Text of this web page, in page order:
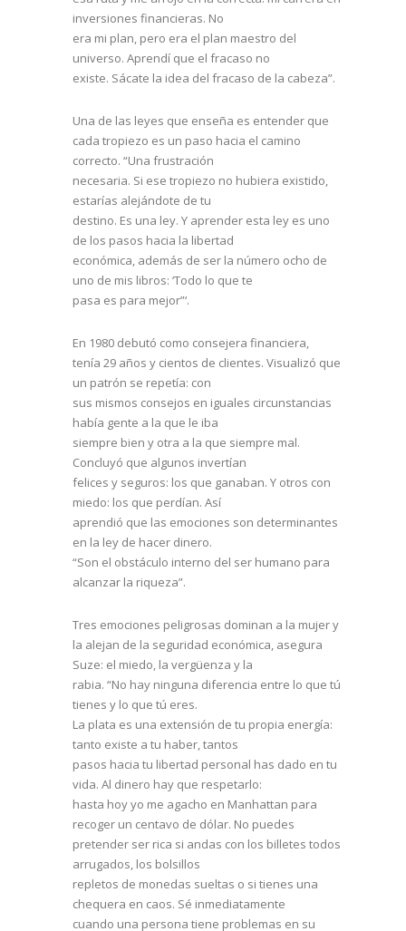
inversiones financieras. No
era mi plan, pero era el plan maestro del
universo. Aprendí que el fracaso no
existe. Sácate la idea del fracaso de la cabeza”.
Una de las leyes que enseña es entender que
cada tropiezo es un paso hacia el camino
correcto. “Una frustración
necesaria. Si ese tropiezo no hubiera existido,
estarías alejándote de tu
destino. Es una ley. Y aprender esta ley es uno
de los pasos hacia la libertad
económica, además de ser la número ocho de
uno de mis libros: ‘Todo lo que te
pasa es para mejor”‘.
En 1980 debutó como consejera financiera,
tenía 29 años y cientos de clientes. Visualizó que
un patrón se repetía: con
sus mismos consejos en iguales circunstancias
había gente a la que le iba
siempre bien y otra a la que siempre mal.
Concluyó que algunos invertían
felices y seguros: los que ganaban. Y otros con
miedo: los que perdían. Así
aprendió que las emociones son determinantes
en la ley de hacer dinero.
“Son el obstáculo interno del ser humano para
alcanzar la riqueza”.
Tres emociones peligrosas dominan a la mujer y
la alejan de la seguridad económica, asegura
Suze: el miedo, la vergüenza y la
rabia. “No hay ninguna diferencia entre lo que tú
tienes y lo que tú eres.
La plata es una extensión de tu propia energía:
tanto existe a tu haber, tantos
pasos hacia tu libertad personal has dado en tu
vida. Al dinero hay que respetarlo:
hasta hoy yo me agacho en Manhattan para
recoger un centavo de dólar. No puedes
pretender ser rica si andas con los billetes todos
arrugados, los bolsillos
repletos de monedas sueltas o si tienes una
chequera en caos. Sé inmediatamente
cuando una persona tiene problemas en su